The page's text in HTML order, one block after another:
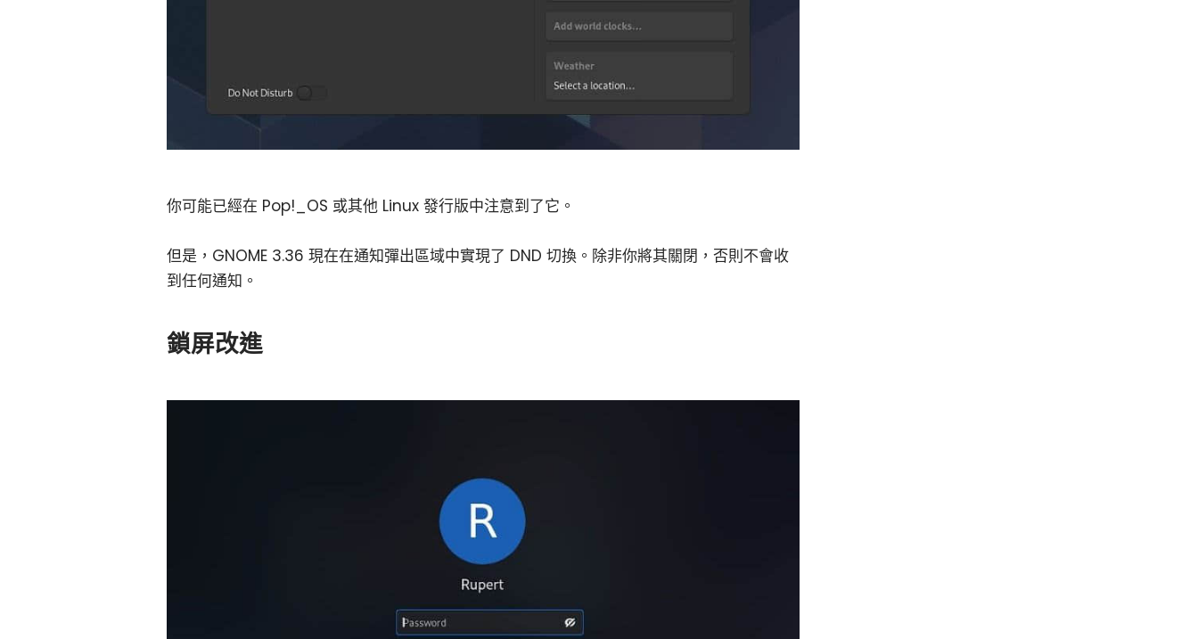
你可能已經在 Pop!_OS 或其他 Linux 發行版中注意到了它。
但是，GNOME 3.36 現在在通知彈出區域中實現了 DND 切換。除非你將其關閉，否則不會收
到任何通知。
鎖屏改進